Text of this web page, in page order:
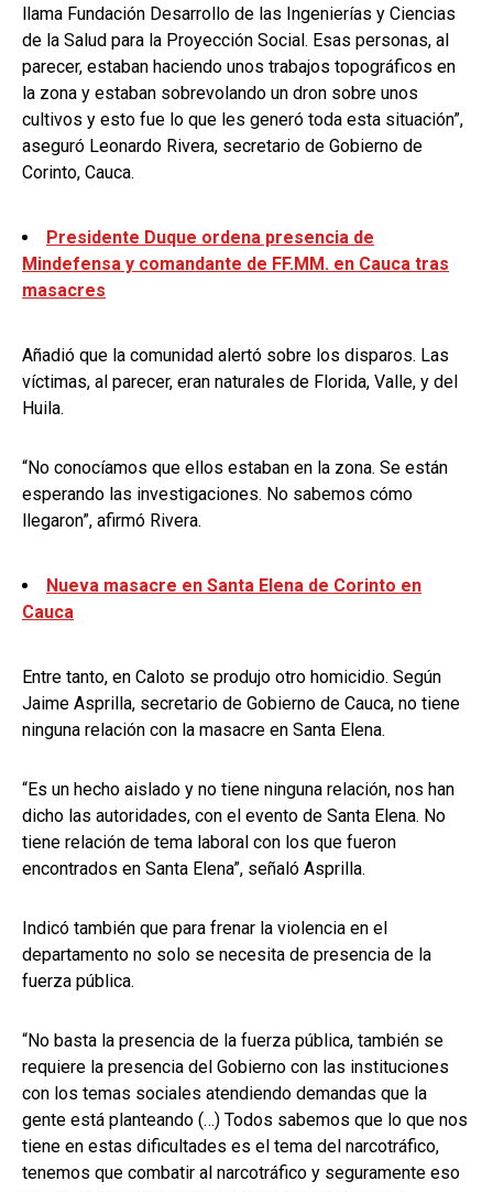
llama Fundación Desarrollo de las Ingenierías y Ciencias
de la Salud para la Proyección Social. Esas personas, al
parecer, estaban haciendo unos trabajos topográficos en
la zona y estaban sobrevolando un dron sobre unos
cultivos y esto fue lo que les generó toda esta situación”,
aseguró Leonardo Rivera, secretario de Gobierno de
Corinto, Cauca.
Presidente Duque ordena presencia de
Mindefensa y comandante de FF.MM. en Cauca tras
masacres
Añadió que la comunidad alertó sobre los disparos. Las
víctimas, al parecer, eran naturales de Florida, Valle, y del
Huila.
“No conocíamos que ellos estaban en la zona. Se están
esperando las investigaciones. No sabemos cómo
llegaron”, afirmó Rivera.
Nueva masacre en Santa Elena de Corinto en
Cauca
Entre tanto, en Caloto se produjo otro homicidio. Según
Jaime Asprilla, secretario de Gobierno de Cauca, no tiene
ninguna relación con la masacre en Santa Elena.
“Es un hecho aislado y no tiene ninguna relación, nos han
dicho las autoridades, con el evento de Santa Elena. No
tiene relación de tema laboral con los que fueron
encontrados en Santa Elena”, señaló Asprilla.
Indicó también que para frenar la violencia en el
departamento no solo se necesita de presencia de la
fuerza pública.
“No basta la presencia de la fuerza pública, también se
requiere la presencia del Gobierno con las instituciones
con los temas sociales atendiendo demandas que la
gente está planteando (…) Todos sabemos que lo que nos
tiene en estas dificultades es el tema del narcotráfico,
tenemos que combatir al narcotráfico y seguramente eso